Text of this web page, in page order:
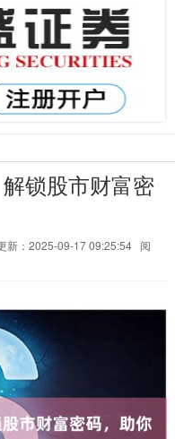
锁股市财富密
新：2025-09-17 09:25:54 阅